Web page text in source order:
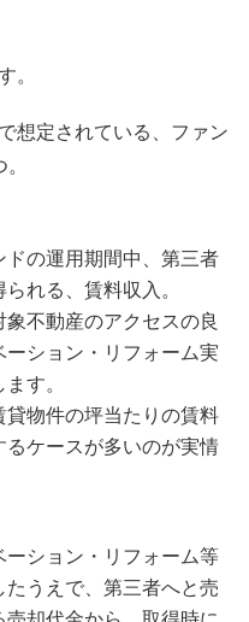
。
想定されている、ファン
の運用期間中、第三者
れる、賃料収入。
不動産のアクセスの良
ション・リフォーム実
す。
物件の坪当たりの賃料
ケースが多いのが実情
ション・リフォーム等
うえで、第三者へと売